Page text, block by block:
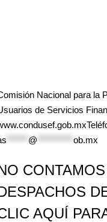
Nacional para la
de Servicios
@ ob.mx
AQUÍ